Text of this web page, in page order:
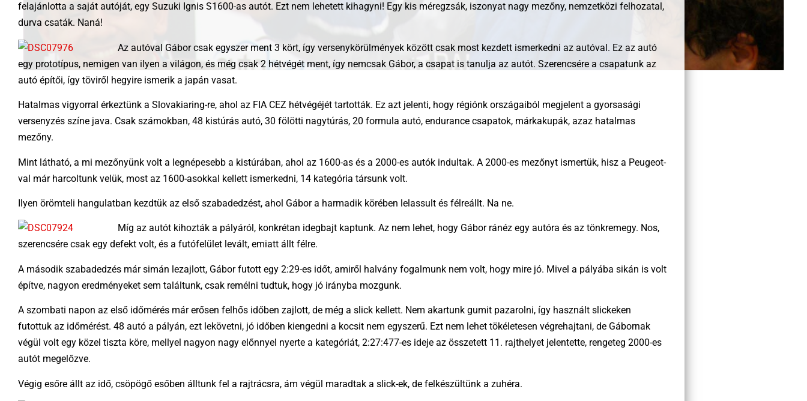
felajánlotta a saját autóját, egy Suzuki Ignis S1600-as autót. Ezt nem lehetett kihagyni! Egy kis méregzsák, iszonyat nagy mezőny, nemzetközi felhozatal,
durva csaták. Naná!
Az autóval Gábor csak egyszer ment 3 kört, így versenykörülmények között csak most kezdett ismerkedni az autóval. Ez az autó
egy prototípus, nemigen van ilyen a világon, és még csak 2 hétvégét ment, így nemcsak Gábor, a csapat is tanulja az autót. Szerencsére a csapatunk az
autó építői, így töviről hegyire ismerik a japán vasat.
Hatalmas vigyorral érkeztünk a Slovakiaring-re, ahol az FIA CEZ hétvégéjét tartották. Ez azt jelenti, hogy régiónk országaiból megjelent a gyorsasági
versenyzés színe java. Csak számokban, 48 kistúrás autó, 30 fölötti nagytúrás, 20 formula autó, endurance csapatok, márkakupák, azaz hatalmas
mezőny.
Mint látható, a mi mezőnyünk volt a legnépesebb a kistúrában, ahol az 1600-as és a 2000-es autók indultak. A 2000-es mezőnyt ismertük, hisz a Peugeot-
val már harcoltunk velük, most az 1600-asokkal kellett ismerkedni, 14 kategória társunk volt.
Ilyen örömteli hangulatban kezdtük az első szabadedzést, ahol Gábor a harmadik körében lelassult és félreállt. Na ne.
Míg az autót kihozták a pályáról, konkrétan idegbajt kaptunk. Az nem lehet, hogy Gábor ránéz egy autóra és az tönkremegy. Nos,
szerencsére csak egy defekt volt, és a futófelület levált, emiatt állt félre.
A második szabadedzés már simán lezajlott, Gábor futott egy 2:29-es időt, amiről halvány fogalmunk nem volt, hogy mire jó. Mivel a pályába sikán is volt
építve, nagyon eredményeket sem találtunk, csak remélni tudtuk, hogy jó irányba mozgunk.
A szombati napon az első időmérés már erősen felhős időben zajlott, de még a slick kellett. Nem akartunk gumit pazarolni, így használt slickeken
futottuk az időmérést. 48 autó a pályán, ezt lekövetni, jó időben kiengedni a kocsit nem egyszerű. Ezt nem lehet tökéletesen végrehajtani, de Gábornak
végül volt egy közel tiszta köre, mellyel nagyon nagy előnnyel nyerte a kategóriát, 2:27:477-es ideje az összetett 11. rajthelyet jelentette, rengeteg 2000-es
autót megelőzve.
Végig esőre állt az idő, csöpögő esőben álltunk fel a rajtrácsra, ám végül maradtak a slick-ek, de felkészültünk a zuhéra.